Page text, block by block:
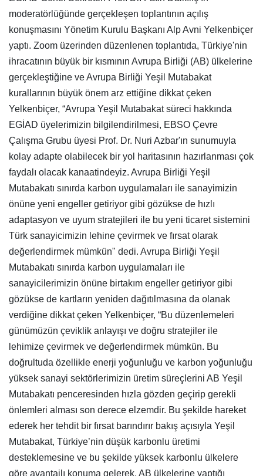
moderatörlüğünde gerçekleşen toplantının açılış
konuşmasını Yönetim Kurulu Başkanı Alp Avni Yelkenbiçer
yaptı. Zoom üzerinden düzenlenen toplantıda, Türkiye'nin
ihracatının büyük bir kısmının Avrupa Birliği (AB) ülkelerine
gerçekleştiğine ve Avrupa Birliği Yeşil Mutabakat
kurallarının büyük önem arz ettiğine dikkat çeken
Yelkenbiçer, “Avrupa Yeşil Mutabakat süreci hakkında
EGİAD üyelerimizin bilgilendirilmesi, EBSO Çevre
Çalışma Grubu üyesi Prof. Dr. Nuri Azbar'ın sunumuyla
kolay adapte olabilecek bir yol haritasının hazırlanması çok
faydalı olacak kanaatindeyiz. Avrupa Birliği Yeşil
Mutabakatı sınırda karbon uygulamaları ile sanayimizin
önüne yeni engeller getiriyor gibi gözükse de hızlı
adaptasyon ve uyum stratejileri ile bu yeni ticaret sistemini
Türk sanayicimizin lehine çevirmek ve fırsat olarak
değerlendirmek mümkün" dedi. Avrupa Birliği Yeşil
Mutabakatı sınırda karbon uygulamaları ile
sanayicilerimizin önüne birtakım engeller getiriyor gibi
gözükse de kartların yeniden dağıtılmasına da olanak
verdiğine dikkat çeken Yelkenbiçer, “Bu düzenlemeleri
günümüzün çeviklik anlayışı ve doğru stratejiler ile
lehimize çevirmek ve değerlendirmek mümkün. Bu
doğrultuda özellikle enerji yoğunluğu ve karbon yoğunluğu
yüksek sanayi sektörlerimizin üretim süreçlerini AB Yeşil
Mutabakatı penceresinden hızla gözden geçirip gerekli
önlemleri alması son derece elzemdir. Bu şekilde hareket
ederek her tehdit bir fırsat barındırır bakış açısıyla Yeşil
Mutabakat, Türkiye’nin düşük karbonlu üretimi
desteklemesine ve bu şekilde yüksek karbonlu ülkelere
göre avantajlı konuma gelerek, AB ülkelerine yaptığı